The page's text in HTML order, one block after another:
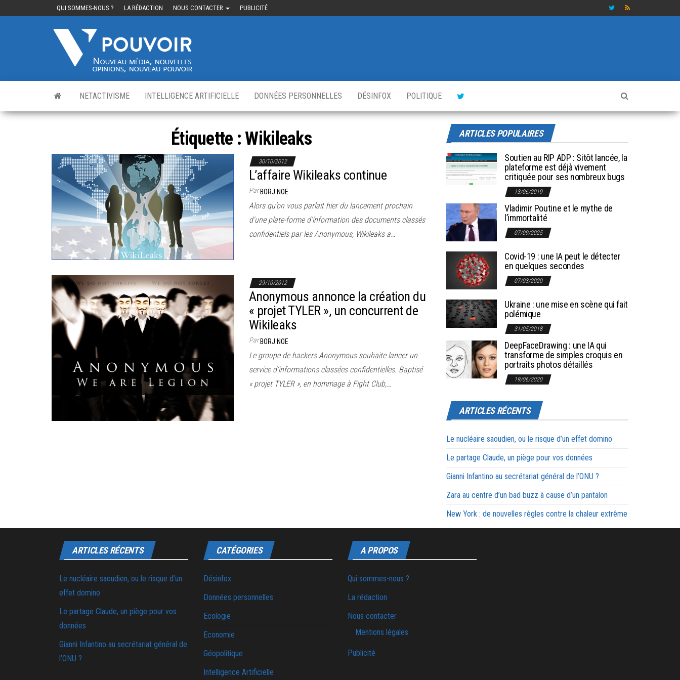
QUI SOMMES-NOUS ? LA RÉDACTION NOUS CONTACTER PUBLICITÉ
nouveau
NETACTIVISME INTELLIGENCE ARTIFICIELLE DONNÉES PERSONNELLES DÉSINFOX POLITIQUE
Étiquette :Wikileaks
30/10/2012
L’affaire Wikileaks continue
ParBORJ NOE
Alors qu’on vous parlait hier du lancement prochain
d’une plate-forme d’information des documents classés
confidentiels par les Anonymous, Wikileaks a…
29/10/2012
Anonymous annonce la création du
« projet TYLER », un concurrent de
Wikileaks
ParBORJ NOE
Le groupe de hackers Anonymous souhaite lancer un
service d’informations classées confidentielles. Baptisé
« projet TYLER », en hommage à Fight Club,…
ARTICLES POPULAIRES
Soutien au RIP ADP : Sitôt lancée, la
plateforme est déjà vivement
critiquée pour ses nombreux bugs
13/06/2019
Vladimir Poutine et le mythe de
l’immortalité
07/09/2025
Covid-19 : une IA peut le détecter
en quelques secondes
07/03/2020
Ukraine : une mise en scène qui fait
polémique
31/05/2018
DeepFaceDrawing : une IA qui
transforme de simples croquis en
portraits photos détaillés
19/06/2020
ARTICLES RÉCENTS
Le nucléaire saoudien, ou le risque d’un effet domino
Le partage Claude, un piège pour vos données
Gianni Infantino au secrétariat général de l’ONU ?
Zara au centre d’un bad buzz à cause d’un pantalon
New York : de nouvelles règles contre la chaleur extrême
ARTICLES RÉCENTS
Le nucléaire saoudien, ou le risque d’un
effet domino
Le partage Claude, un piège pour vos
données
Gianni Infantino au secrétariat général de
l’ONU ?
CATÉGORIES
Désinfox
Données personnelles
Ecologie
Economie
Géopolitique
Intelligence Artificielle
A PROPOS
Qui sommes-nous ?
La rédaction
Nous contacter
Mentions légales
Publicité